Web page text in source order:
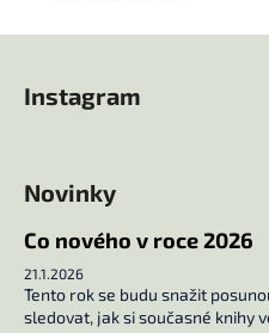
Instagram
Novinky
Co nového v roce 2026
21.1.2026
Tento rok se budu snažit
sledovat, jak si současné knihy